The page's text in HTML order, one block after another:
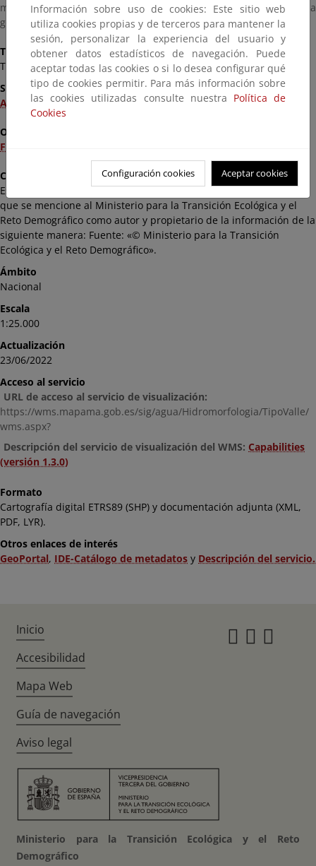
masa de agua. La información geográfica del servicio se ha
generado.
Título
Tipo de valle
Suministro
Archivo Shapefile del Tipo de Valle ( 54,02 MB)
Otros documentos de interés
Fichero Layer de ArcGIS (.lyr) del Tipo de valle
Condiciones
Esta información se puede usar de modo libre y gratuito siempre
que se mencione al Ministerio para la Transición Ecológica y el
Reto Demográfico como autor y propietario de la información de la
siguiente manera: Fuente: «© Ministerio para la Transición
Ecológica y el Reto Demográfico».
Ámbito
Nacional
Escala
1:25.000
Actualización
23/06/2022
Acceso al servicio
URL de acceso al servicio de visualización:
https://wms.mapama.gob.es/sig/agua/Hidromorfologia/TipoValle/
wms.aspx?
Descripción del servicio de visualización del WMS: Capabilities
(versión 1.3.0)
Formato
Cartografía digital ETRS89 (SHP) y documentación adjunta (XML,
PDF, LYR).
Otros enlaces de interés
GeoPortal, IDE-Catálogo de metadatos y Descripción del servicio.
Información sobre uso de cookies: Este sitio web
utiliza cookies propias y de terceros para mantener la
sesión, personalizar la experiencia del usuario y
obtener datos estadísticos de navegación. Puede
aceptar todas las cookies o si lo desea configurar qué
tipo de cookies permitir. Para más información sobre
las cookies utilizadas consulte nuestra Política de
Cookies
Configuración cookies Aceptar cookies
Inicio
Accesibilidad
Mapa Web
Guía de navegación
Aviso legal
Ministerio para la Transición Ecológica y el Reto
Demográfico